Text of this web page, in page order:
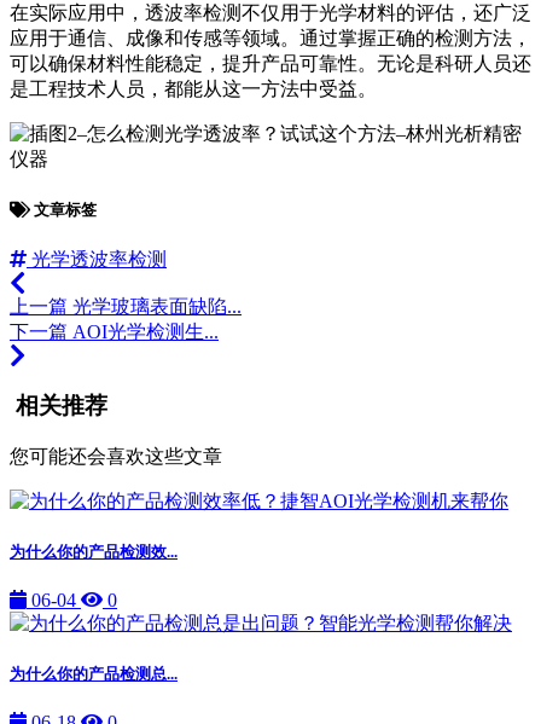
在实际应用中，透波率检测不仅用于光学材料的评估，还广泛
应用于通信、成像和传感等领域。通过掌握正确的检测方法，
可以确保材料性能稳定，提升产品可靠性。无论是科研人员还
是工程技术人员，都能从这一方法中受益。
文章标签
光学透波率检测
上一篇 光学玻璃表面缺陷...
下一篇 AOI光学检测生...
相关推荐
您可能还会喜欢这些文章
为什么你的产品检测效...
06-04 0
为什么你的产品检测总...